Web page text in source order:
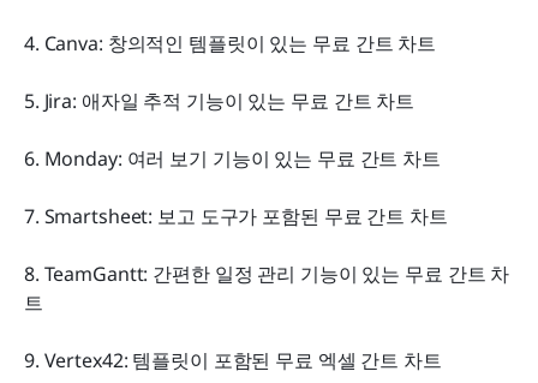
4. Canva: 창의적인 템플릿이 있는 무료 간트 차트
5. Jira: 애자일 추적 기능이 있는 무료 간트 차트
6. Monday: 여러 보기 기능이 있는 무료 간트 차트
7. Smartsheet: 보고 도구가 포함된 무료 간트 차트
8. TeamGantt: 간편한 일정 관리 기능이 있는 무료 간트 차
트
9. Vertex42: 템플릿이 포함된 무료 엑셀 간트 차트